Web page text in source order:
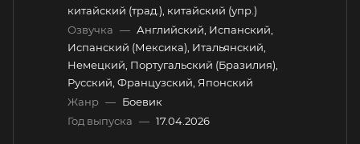
китайский (трад.), китайский (упр.)
Озвучка — Английский, Испанский,
Испанский (Мексика), Итальянский,
Немецкий, Португальский (Бразилия),
Русский, Французский, Японский
Жанр — Боевик
Год выпуска — 17.04.2026